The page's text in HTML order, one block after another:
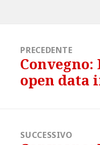
PRECEDENTE
Articolo
precedente:
open data
SUCCESSIVO